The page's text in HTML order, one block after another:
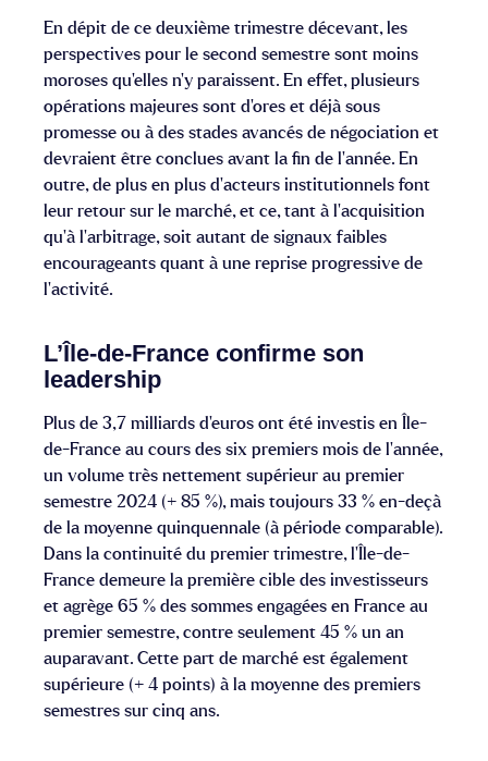
En dépit de ce deuxième trimestre décevant, les
perspectives pour le second semestre sont moins
moroses qu’elles n’y paraissent. En effet, plusieurs
opérations majeures sont d’ores et déjà sous
promesse ou à des stades avancés de négociation et
devraient être conclues avant la fin de l’année. En
outre, de plus en plus d’acteurs institutionnels font
leur retour sur le marché, et ce, tant à l’acquisition
qu’à l’arbitrage, soit autant de signaux faibles
encourageants quant à une reprise progressive de
l’activité.
L’Île-de-France confirme son
leadership
Plus de 3,7 milliards d’euros ont été investis en Île-
de-France au cours des six premiers mois de l’année,
un volume très nettement supérieur au premier
semestre 2024 (+ 85 %), mais toujours 33 % en-deçà
de la moyenne quinquennale (à période comparable).
Dans la continuité du premier trimestre, l’Île-de-
France demeure la première cible des investisseurs
et agrège 65 % des sommes engagées en France au
premier semestre, contre seulement 45 % un an
auparavant. Cette part de marché est également
supérieure (+ 4 points) à la moyenne des premiers
semestres sur cinq ans.